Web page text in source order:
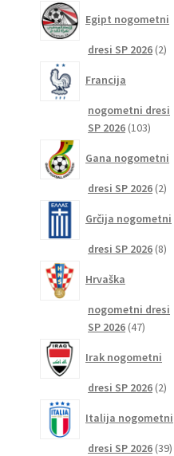
Egipt nogometni
dresi SP 2026 22
Francija
nogometni dresi
SP 2026 103103
Gana nogometni
dresi SP 2026 22
Grčija nogometni
dresi SP 2026 88
Hrvaška
nogometni dresi
SP 2026 4747
Irak nogometni
dresi SP 2026 22
Italija nogometni
dresi SP 2026 3939